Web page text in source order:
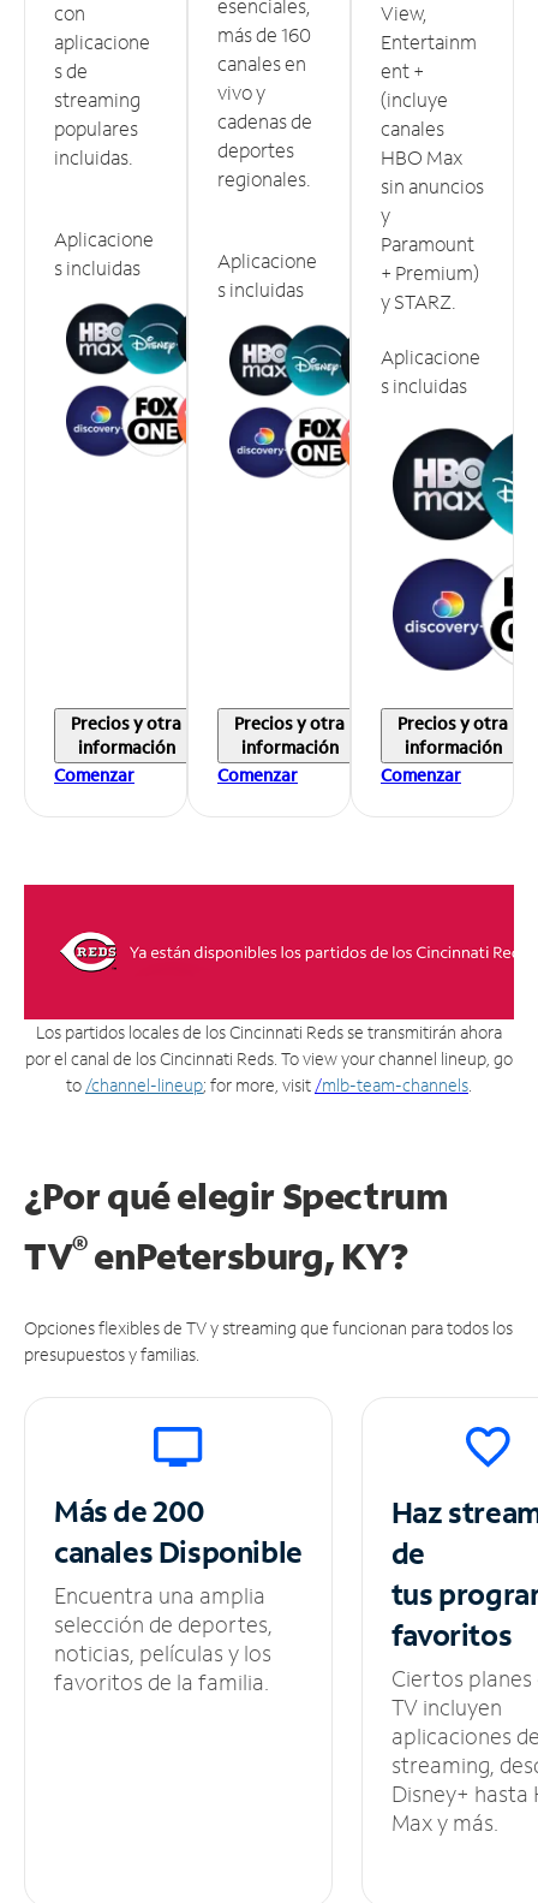
con
aplicacione
s de
streaming
populares
incluidas.
Aplicacione
s incluidas
Precios y otra
información
Comenzar
esenciales,
más de 160
canales en
vivo y
cadenas de
deportes
regionales.
Aplicacione
s incluidas
Precios y otra
información
Comenzar
View,
Entertainm
ent +
(incluye
canales
HBO Max
sin anuncios
y
Paramount
+ Premium)
y STARZ.
Aplicacione
s incluidas
Precios y otra
información
Comenzar
Los partidos locales de los Cincinnati Reds se transmitirán ahora
por el canal de los Cincinnati Reds. To view your channel lineup, go
to /channel-lineup; for more, visit /mlb-team-channels
¿Por qué elegir Spectrum
TV®enPetersburg, KY?
Opciones flexibles de TV y streaming que funcionan para todos los
presupuestos y familias.
Más de 200
canalesDisponible
Encuentra una amplia
selección de deportes,
noticias, películas y los
favoritos de la familia.
Haz
de
tus
favoritos
Ciertos planes
TV incluyen
aplicaciones
streaming,
Disney+ hasta
Max y más.